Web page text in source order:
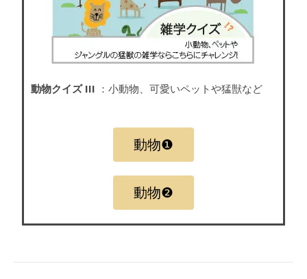
動物クイズ III ：小動物、可愛いペットや猛獣など
動物❶
動物❷